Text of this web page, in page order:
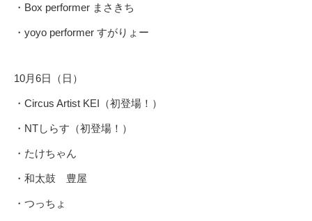
・Box performer まさきち
・yoyo performer すがりょー
10月6日（日）
・Circus Artist KEI（初登場！）
・NTしらす（初登場！）
・たけちゃん
・和太鼓 豊屋
・つっちょ